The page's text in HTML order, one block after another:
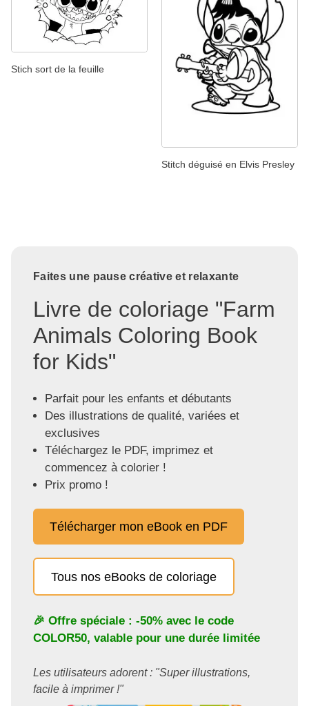
Stich sort de la feuille
Stitch déguisé en Elvis Presley
Faites une pause créative et relaxante
Livre de coloriage "Farm
Animals Coloring Book
for Kids"
Parfait pour les enfants et débutants
Des illustrations de qualité, variées et
exclusives
Téléchargez le PDF, imprimez et
commencez à colorier !
Prix promo !
Télécharger mon eBook en PDF
Tous nos eBooks de coloriage
🎉 Offre spéciale : -50% avec le code
COLOR50, valable pour une durée limitée
Les utilisateurs adorent : "Super illustrations,
facile à imprimer !"